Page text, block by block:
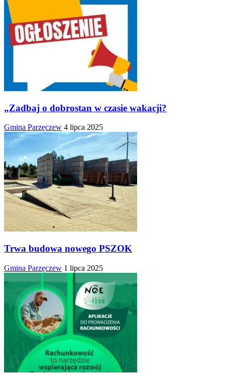
„Zadbaj o dobrostan w czasie wakacji?
Gmina Parzęczew 4 lipca 2025
Trwa budowa nowego PSZOK
Gmina Parzęczew 1 lipca 2025